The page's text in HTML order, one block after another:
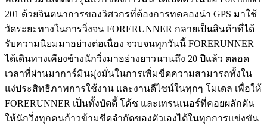
201 ด้วยจินตนาการของวิศวกรที่ต้องการทดลองนำ GPS มาใช้
วัดระยะทางในการวิ่งจน FORERUNNER กลายเป็นสินค้าที่ได้
รับความนิยมมาอย่างต่อเนื่อง จวบจนทุกวันนี้ FORERUNNER
ได้เดินทางเคียงข้างนักวิ่งมาอย่างยาวนานถึง 20 ปีแล้ว ตลอด
เวลาที่ผ่านมาการ์มินมุ่งมั่นในการเพิ่มขีดความสามารถทั้งใน
แง่ประสิทธิภาพการใช้งาน และงานดีไซน์ในทุกๆ โมเดล เพื่อให้
FORERUNNER เป็นทั้งบัดดี้ โค้ช และเทรนเนอร์ที่คอยผลักดัน
ให้นักวิ่งทุกคนก้าวข้ามขีดจำกัดของตัวเองได้ในทุกการแข่งขัน